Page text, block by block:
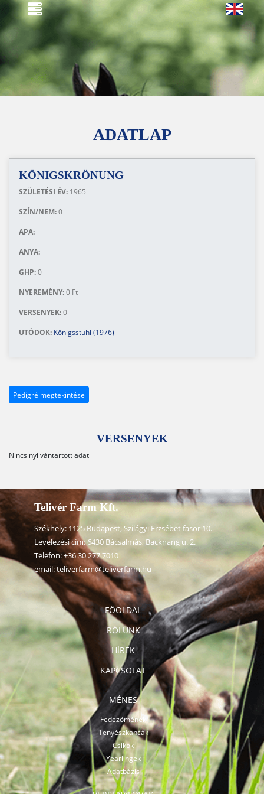
ADATLAP
KÖNIGSKRÖNUNG
SZÜLETÉSI ÉV: 1965
SZÍN/NEM:0
APA:
ANYA:
GHP:0
NYEREMÉNY:0 Ft
VERSENYEK:0
UTÓDOK: Königsstuhl (1976)
Pedigré megtekintése
VERSENYEK
Nincs nyilvántartott adat
FŐOLDAL
RÓLUNK
HÍREK
KAPCSOLAT
MÉNES
Fedezőmének
Tenyészkancák
Csikók
Yearlingek
Adatbázis
Telivér Farm Kft.
Székhely: 1125 Budapest, Szilágyi Erzsébet fasor 10.
Levelezési cím: 6430 Bácsalmás, Backnang u. 2.
Telefon:+36 30 277 7010
email:teliverfarm@teliverfarm.hu